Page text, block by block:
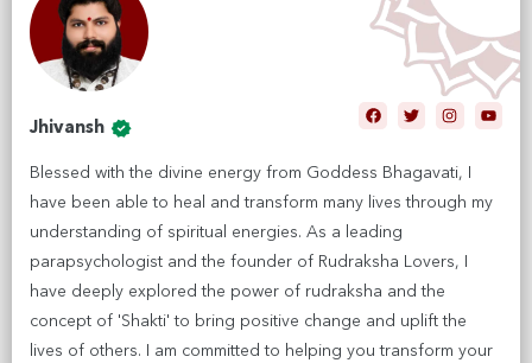
Jhivansh
Blessed with the divine energy from Goddess Bhagavati, I
have been able to heal and transform many lives through my
understanding of spiritual energies. As a leading
parapsychologist and the founder of Rudraksha Lovers, I
have deeply explored the power of rudraksha and the
concept of 'Shakti' to bring positive change and uplift the
lives of others. I am committed to helping you transform your